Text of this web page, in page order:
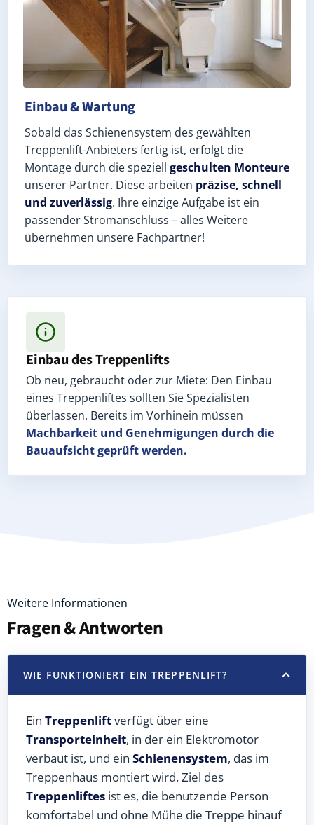
Einbau & Wartung
Sobald das Schienensystem des gewählten
Treppenlift-Anbieters fertig ist, erfolgt die
Montage durch die speziell geschulten Monteure
unserer Partner. Diese arbeiten präzise, schnell
und zuverlässig. Ihre einzige Aufgabe ist ein
passender Stromanschluss – alles Weitere
übernehmen unsere Fachpartner!
Einbau des Treppenlifts
Ob neu, gebraucht oder zur Miete: Den Einbau
eines Treppenliftes sollten Sie Spezialisten
überlassen. Bereits im Vorhinein müssen
Machbarkeit und Genehmigungen durch die
Bauaufsicht geprüft werden.
Weitere Informationen
Fragen & Antworten
WIE FUNKTIONIERT EIN TREPPENLIFT?
Ein Treppenliftverfügt über eine
Transporteinheit, in der ein Elektromotor
verbaut ist, und ein Schienensystem, das im
Treppenhaus montiert wird. Ziel des
Treppenliftes ist es, die benutzende Person
komfortabel und ohne Mühe die Treppe hinauf